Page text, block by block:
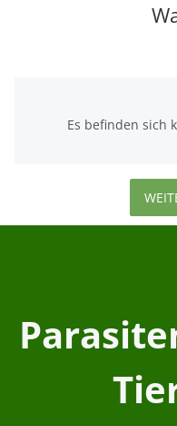
Es befinden sich